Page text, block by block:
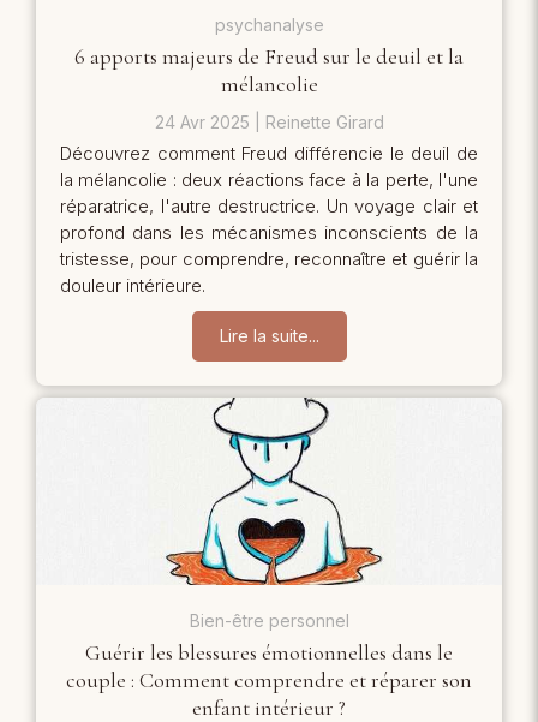
psychanalyse
6 apports majeurs de Freud sur le deuil et la
mélancolie
24 Avr 2025 Reinette Girard
Découvrez comment Freud différencie le deuil de
la mélancolie : deux réactions face à la perte, l'une
réparatrice, l'autre destructrice. Un voyage clair et
profond dans les mécanismes inconscients de la
tristesse, pour comprendre, reconnaître et guérir la
douleur intérieure.
Lire la suite...
Bien-être personnel
Guérir les blessures émotionnelles dans le
couple : Comment comprendre et réparer son
enfant intérieur ?